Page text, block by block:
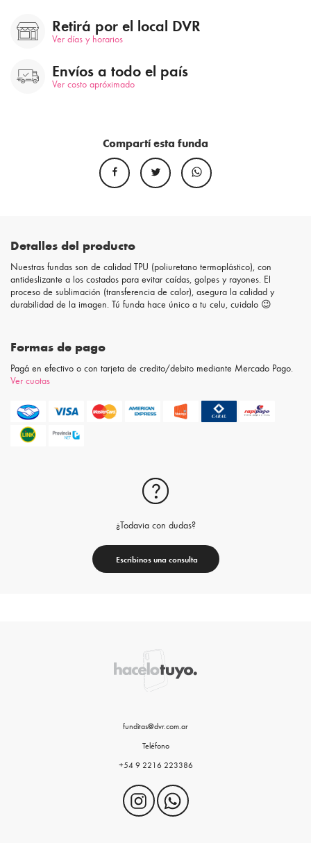
Retirá por el local DVR
Ver días y horarios
Envíos a todo el país
Ver costo apróximado
Compartí esta funda
Detalles del producto
Nuestras fundas son de calidad TPU (poliuretano termoplástico), con
antideslizante a los costados para evitar caídas, golpes y rayones. El
proceso de sublimación (transferencia de calor), asegura la calidad y
durabilidad de la imagen. Tú funda hace único a tu celu, cuidalo 😉
Formas de pago
Pagá en efectivo o con tarjeta de credito/debito mediante Mercado Pago.
Ver cuotas
¿Todavia con dudas?
Escribinos una consulta
funditas@dvr.com.ar
Teléfono
+54 9 2216 223386